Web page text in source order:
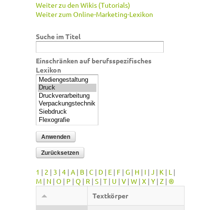
Weiter zu den Wikis (Tutorials)
Weiter zum Online-Marketing-Lexikon
Suche im Titel
Einschränken auf berufsspezifisches
Lexikon
1 | 2 | 3 | 4 | A | B | C | D | E | F | G | H | I | J | K | L |
M | N | O | P | Q | R | S | T | U | V | W | X | Y | Z | ®
Textkörper